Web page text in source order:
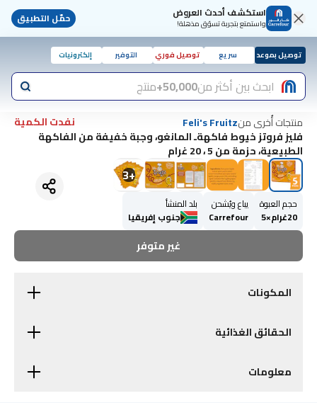
استكشف أحدث العروض
واستمتع بتجربة تسوّق مذهلة! حمّل التطبيق
توصيل بموعد سريع توصيل فوري التوفير إلكترونيات
ابحث بين أكثر من50,000+ منتج
منتجات أُخرى منFeli's Fruitz
نفدت الكمية
فليز فروتز خيوط فاكهةـ المانغو، وجبة خفيفة من الفاكهة
الطبيعية، حزمة من 5 ، 20 غرام
+
3
حجم العبوة
20غرام×5
يباع ويُشحن
Carrefour
بلد المنشأ
جنوب إفريقيا
غير متوفر
المكونات
الحقائق الغذائية
معلومات